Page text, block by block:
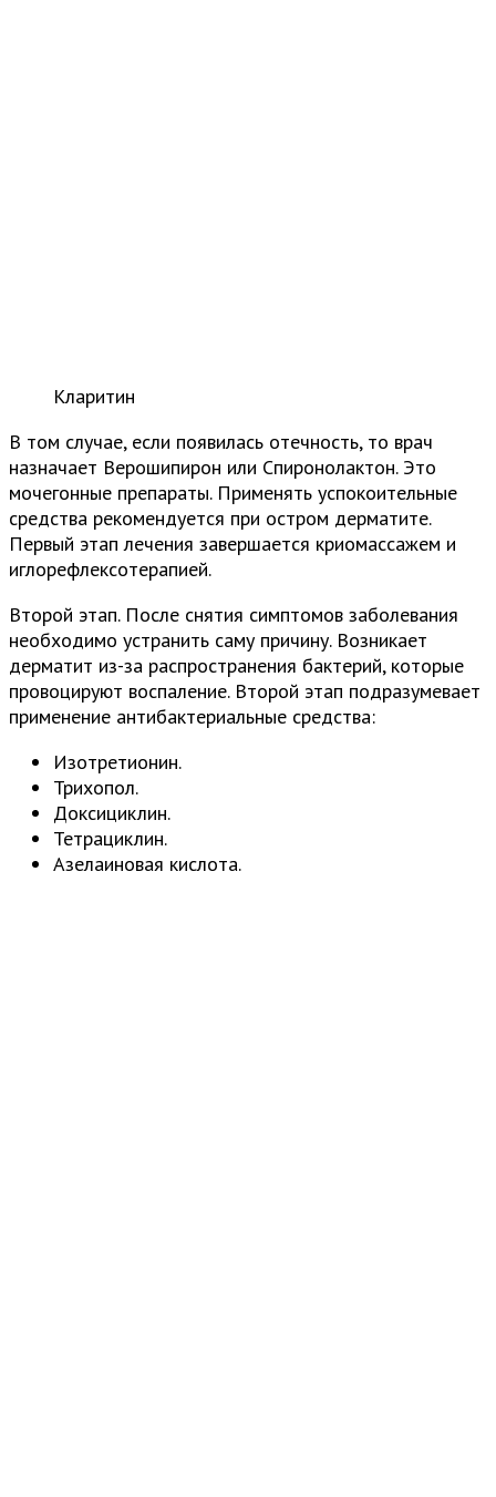
Кларитин
В том случае, если появилась отечность, то врач
назначает Верошипирон или Спиронолактон. Это
мочегонные препараты. Применять успокоительные
средства рекомендуется при остром дерматите.
Первый этап лечения завершается криомассажем и
иглорефлексотерапией.
Второй этап. После снятия симптомов заболевания
необходимо устранить саму причину. Возникает
дерматит из-за распространения бактерий, которые
провоцируют воспаление. Второй этап подразумевает
применение антибактериальные средства:
Изотретионин.
Трихопол.
Доксициклин.
Тетрациклин.
Азелаиновая кислота.